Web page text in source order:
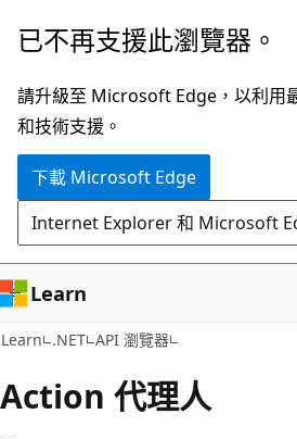
跳
主
要
內
跳
頁
面
內
覽
已不再支援此瀏覽器。
請升級至 Microsoft Edge，以利用
和技術支援。
下載 Microsoft Edge
Internet Explorer 和 Microsoft
Learn
Learn .NET API 瀏覽器
Action 代理人